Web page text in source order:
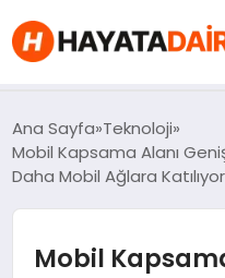
FIYATLAR
HABERLER
İNCELEMELER
Ana Sayfa Teknoloji
Mobil Kapsama Alanı
Daha Mobil Ağlara Katılıyor
Mobil